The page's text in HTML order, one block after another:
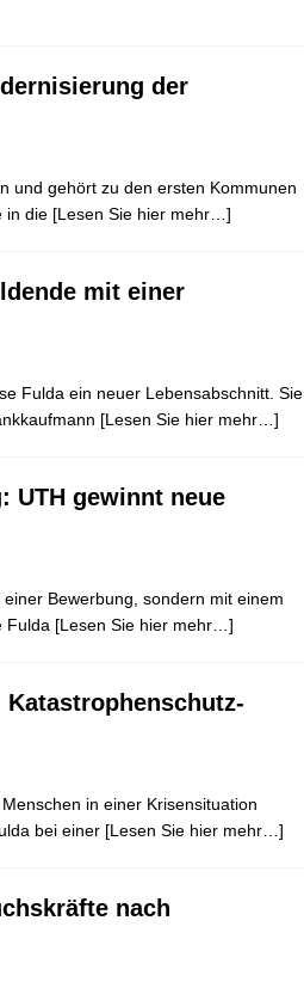
der
und gehört zu den ersten Kommunen
in die [Lesen Sie hier mehr…]
mit einer
Fulda ein neuer Lebensabschnitt. Sie
[Lesen Sie hier mehr…]
UTH gewinnt neue
Bewerbung, sondern mit einem
Fulda [Lesen Sie hier mehr…]
in einer Krisensituation
bei einer [Lesen Sie hier mehr…]
nach